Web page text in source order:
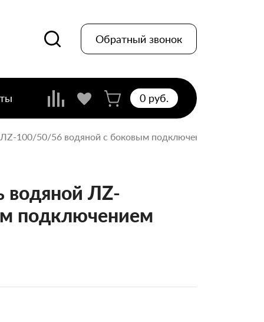
Обратный звонок
0 pуб.
ЛZ-100/50/56 водяной с боковым подключенем
водяной ЛZ-
подключением